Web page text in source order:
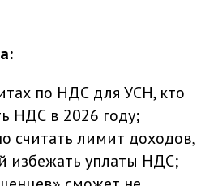
по НДС для УСН, кто
НДС в 2026 году;
считать лимит доходов,
избежать уплаты НДС;